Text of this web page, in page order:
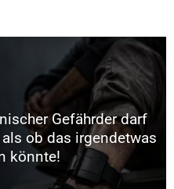
Gefährder darf
ob das irgendetwas
könnte!